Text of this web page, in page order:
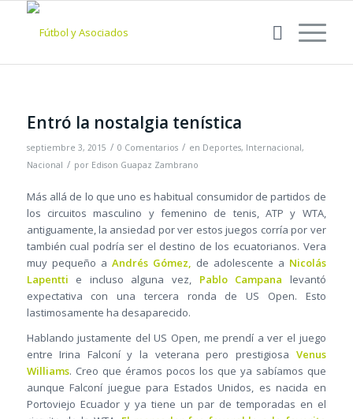
Entró la nostalgia tenística
septiembre 3, 2015 / 0 Comentarios / en Deportes, Internacional,
Nacional / por Edison Guapaz Zambrano
Más allá de lo que uno es habitual consumidor de partidos de
los circuitos masculino y femenino de tenis, ATP y WTA,
antiguamente, la ansiedad por ver estos juegos corría por ver
también cual podría ser el destino de los ecuatorianos. Vera
muy pequeño a Andrés Gómez, de adolescente a Nicolás
Lapentti e incluso alguna vez, Pablo Campana levantó
expectativa con una tercera ronda de US Open. Esto
lastimosamente ha desaparecido.
Hablando justamente del US Open, me prendí a ver el juego
entre Irina Falconí y la veterana pero prestigiosa Venus
Williams. Creo que éramos pocos los que ya sabíamos que
aunque Falconí juegue para Estados Unidos, es nacida en
Portoviejo Ecuador y ya tiene un par de temporadas en el